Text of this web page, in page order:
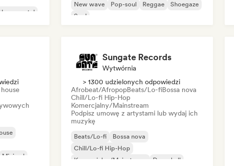
metal
New wave
Pop-soul Reggae
Shoegaze
Soul
Minimal
Sungate Records
Wytwórnia
> 1300 udzielonych odpowiedzi
Afrobeat/AfropopBeats/Lo-fiBossa nova
Chill/Lo-fi Hip-Hop
Komercjalny/Mainstream
Podpisz umowę z artystami lub wydaj ich
muzykę
Beats/Lo-fi
Bossa nova
Chill/Lo-fi Hip-Hop
Komercjalny/Mainstream
Dancehall